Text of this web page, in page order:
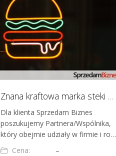
Znana kraftowa marka steki & burgery szuka Partnera, Wspólnika
Dla klienta Sprzedam Biznes
poszukujemy Partnera/Wspólnika,
który obejmie udziały w firmie i ro…
Cena:
–